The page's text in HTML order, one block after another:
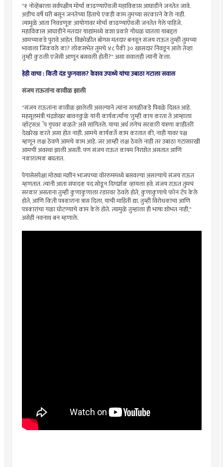
"१ नोव्हेंबरला सर्वपक्षीय मोर्चा काढण्याऐवजी महाविकास आघाडीने जनतेत जावे.
अडीच वर्षे घरी बसून जनतेच्या हिताचे एकही काम तुमच्या सरकारने केले नाही.
त्यामुळे आता निवडणूक आयोगावर मोर्चा काढण्याऐवजी जनतेत गेले पाहिजे.
महाविकास आघाडीने मतदार याद्यांमध्ये कशा प्रकारे गोंधळ घातला याबद्दल
आमच्याकडे पुरावे आहेत. विक्रोळीत बोगस मतदार बनवून संजय राऊत तुम्ही तुमच्या
भावाला जिंकवले का? लोकसभेत तुमचे ४८ पैकी ३० खासदार निवडून आले तेव्हा
तुम्ही कुठली एजेंसी आणून बसवली होती?" असा सवालही त्यांनी केला.
हेही वाचा :किती दंड फुगवाल? केशव उपाध्ये यांचा उबाठा गटाला सवाल
संजय राऊतांना कावीळ झाली
"संजय राऊतांना कावीळ झालेली असल्याने त्यांना सगळीकडे पिवळे दिसत आहे.
महसूलमंत्री चंद्रशेखर बावनकुळे यांनी कार्यकर्त्यांना 'तुम्ही काय करता ते आम्हाला
व्हॉट्सअॅप गृपवर कळते' असे सांगितले. याचा अर्थ लगेच सरकारी यंत्रणा काहीतरी
देखरेख करते असा होत नाही. आमचे कार्यकर्ते काम करतात की, नाही यावर पक्ष
म्हणून लक्ष ठेवणे आमचे काम आहे. जर आम्ही लक्ष ठेवले नाही तर उबाठा गटासारखी
आमची अवस्था झाली असती. पण संजय राऊत कायम निराशेत असतात आणि
नकारात्मक बघतात.
पेगासेसपेक्षा मोठ्या मशीन भाजपच्या वॉररुममध्ये बसवल्या असल्याचे संजय राऊत
म्हणतात. त्यांनी आता संपादक पद सोडून दिग्दर्शक व्हायला हवे. संजय राऊत तुमचं
सरकार असताना तुम्ही कुणाकुणाला रडारवर ठेवले होते, कुणाकुणाचे फोन टॅप केले
होते, आणि किती पत्रकारांना त्रास दिला, याची माहिती द्या. तुम्ही विरोधकांचा आणि
पत्रकारांचा गळा घोटण्याचे काम केले होते. त्यामुळे तुम्हाला ही भाषा शोभत नाही,"
असेही नवनाथ बन म्हणाले.